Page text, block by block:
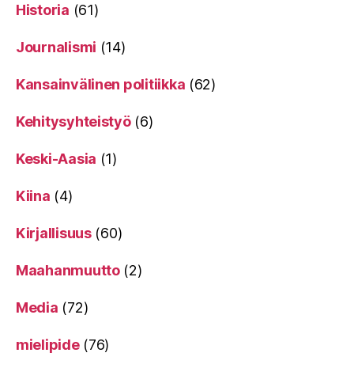
Historia (61)
Journalismi (14)
Kansainvälinen politiikka (62)
Kehitysyhteistyö(6)
Keski-Aasia (1)
Kiina (4)
Kirjallisuus(60)
Maahanmuutto(2)
Media (72)
mielipide(76)